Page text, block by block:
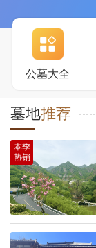
公墓大全
墓地推荐
本季
热销